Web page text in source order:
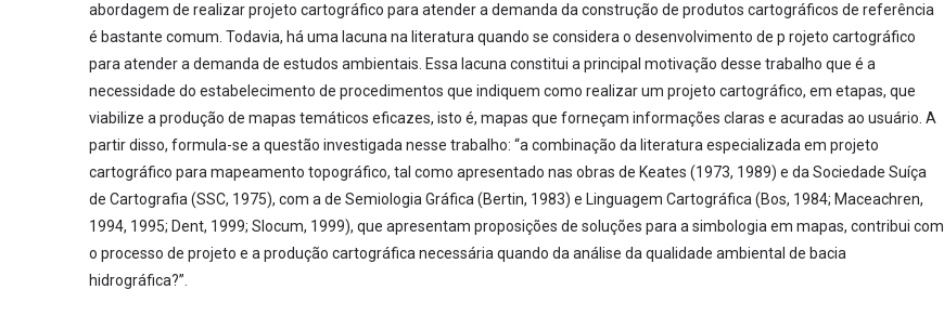
abordagem de realizar projeto cartográfico para atender a demanda da construção de produtos cartográficos de referência
é bastante comum. Todavia, há uma lacuna na literatura quando se considera o desenvolvimento de p rojeto cartográfico
para atender a demanda de estudos ambientais. Essa lacuna constitui a principal motivação desse trabalho que é a
necessidade do estabelecimento de procedimentos que indiquem como realizar um projeto cartográfico, em etapas, que
viabilize a produção de mapas temáticos eficazes, isto é, mapas que forneçam informações claras e acuradas ao usuário. A
partir disso, formula-se a questão investigada nesse trabalho: “a combinação da literatura especializada em projeto
cartográfico para mapeamento topográfico, tal como apresentado nas obras de Keates (1973, 1989) e da Sociedade Suíça
de Cartografia (SSC, 1975), com a de Semiologia Gráfica (Bertin, 1983) e Linguagem Cartográfica (Bos, 1984; Maceachren,
1994, 1995; Dent, 1999; Slocum, 1999), que apresentam proposições de soluções para a simbologia em mapas, contribui com
o processo de projeto e a produção cartográfica necessária quando da análise da qualidade ambiental de bacia
hidrográfica?”.